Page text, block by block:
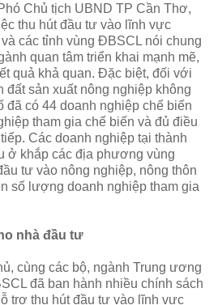
Chủ tịch UBND TP Cần Thơ,
thu hút đầu tư vào lĩnh vực
các tỉnh vùng ÐBSCL nói chung
quan tâm triển khai mạnh mẽ,
quả khả quan. Ðặc biệt, đối với
đất sản xuất nông nghiệp không
có 44 doanh nghiệp chế biến
tham gia chế biến và đủ điều
Các doanh nghiệp tại thành
ở khắp các địa phương vùng
tư vào nông nghiệp, nông thôn
số lượng doanh nghiệp tham gia
nhà đầu tư
cùng các bộ, ngành Trung ương
đã ban hành nhiều chính sách
trợ thu hút đầu tư vào lĩnh vực